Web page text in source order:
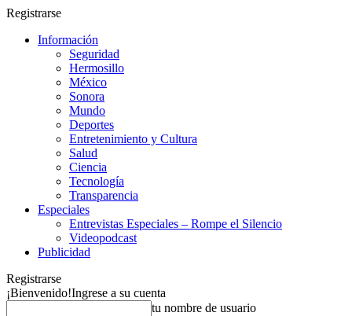
Registrarse
Información
Seguridad
Hermosillo
México
Sonora
Mundo
Deportes
Entretenimiento y Cultura
Salud
Ciencia
Tecnología
Transparencia
Especiales
Entrevistas Especiales – Rompe el Silencio
Videopodcast
Publicidad
Registrarse
¡Bienvenido!Ingrese a su cuenta
tu nombre de usuario